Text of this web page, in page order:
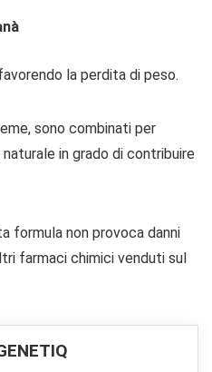
la perdita di peso.
sono combinati per
in grado di contribuire
formula non provoca danni
farmaci chimici venduti sul